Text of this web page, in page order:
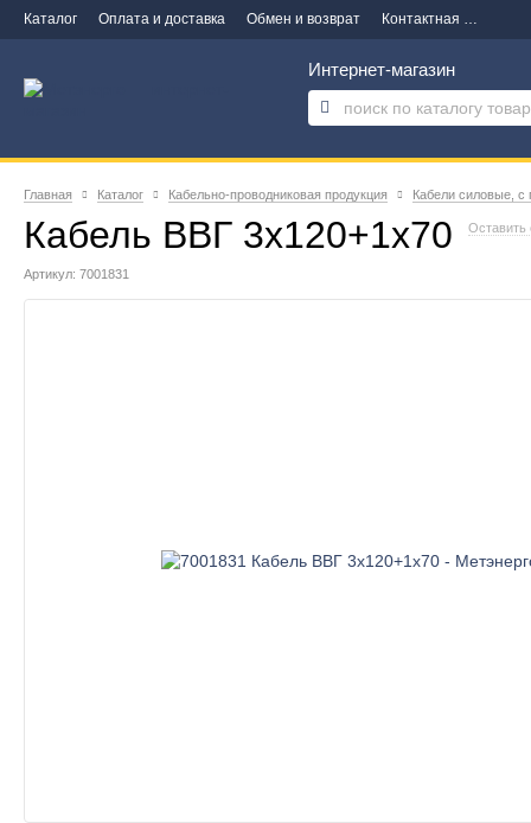
Каталог Оплата и доставка Обмен и возврат Контактная информация
Интернет-магазин
Главная Каталог Кабельно-проводниковая продукция Кабели силовые, с
Кабель ВВГ 3х120+1х70 Оставить
Артикул: 7001831